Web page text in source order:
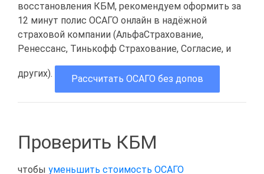
восстановления КБМ, рекомендуем оформить за
12 минут полис ОСАГО онлайн в надёжной
страховой компании (АльфаСтрахование,
Ренессанс, Тинькофф Страхование, Согласие, и
других). Рассчитать ОСАГО без допов
Проверить КБМ
чтобы уменьшить стоимость ОСАГО